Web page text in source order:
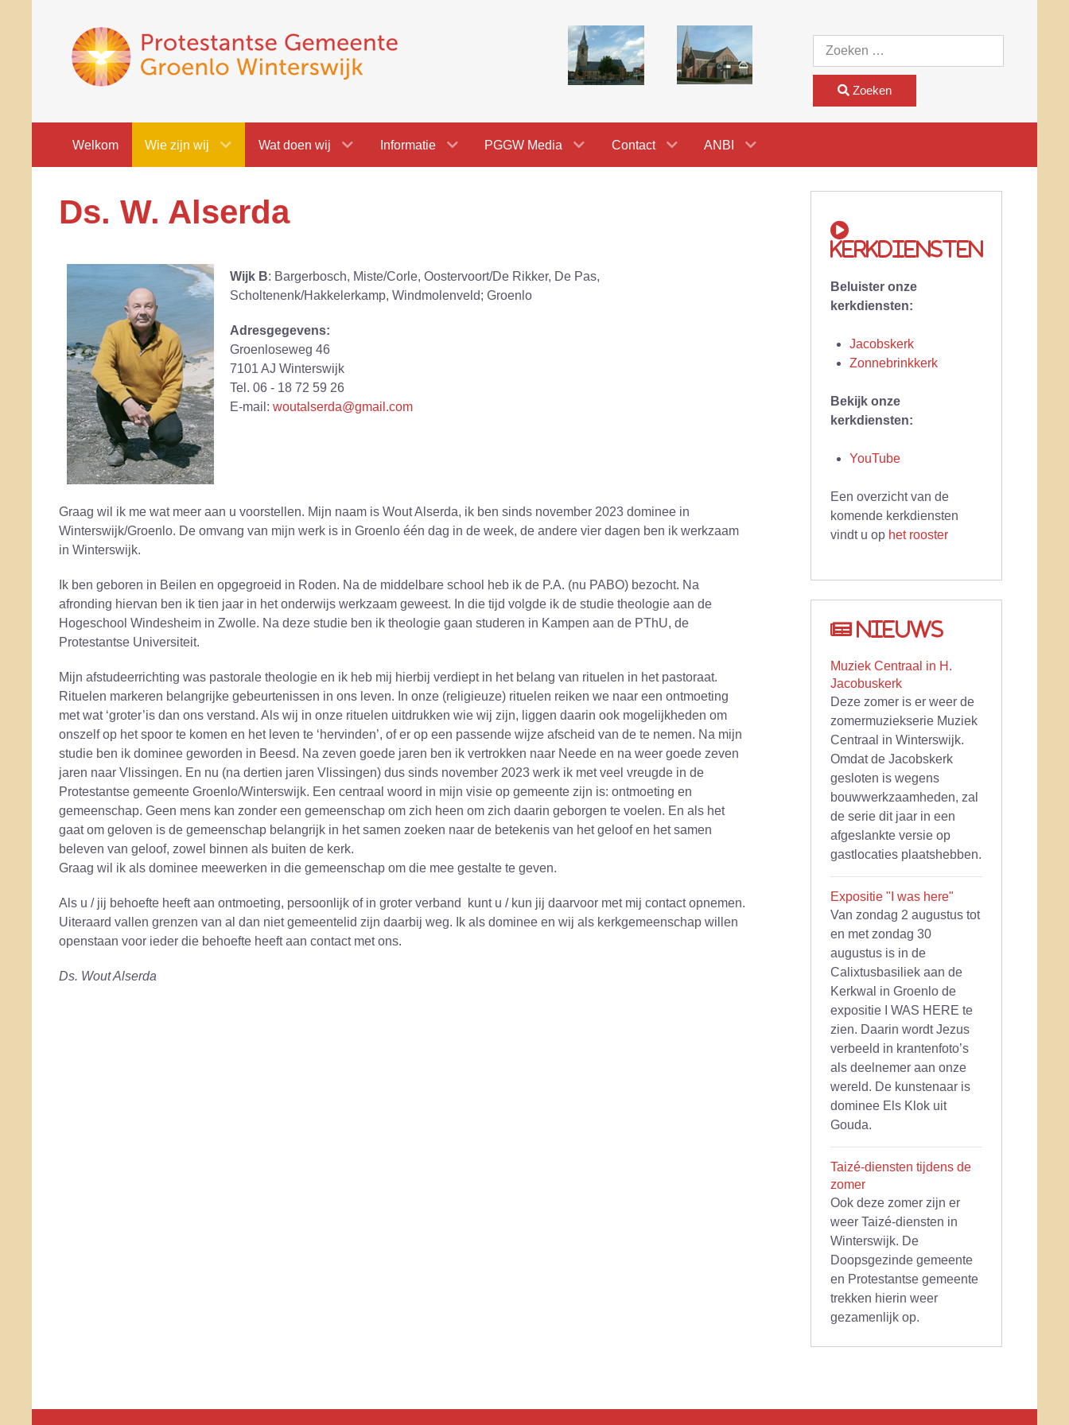
Zoeken
Welkom Wie zijn wij Wat doen wij Informatie PGGW Media Contact ANBI
Ds. W. Alserda
Wijk B: Bargerbosch, Miste/Corle, Oostervoort/De Rikker, De Pas,
Scholtenenk/Hakkelerkamp, Windmolenveld; Groenlo
Adresgegevens:
Groenloseweg 46
7101 AJ Winterswijk
Tel. 06 - 18 72 59 26
E-mail: woutalserda@gmail.com
Graag wil ik me wat meer aan u voorstellen. Mijn naam is Wout Alserda, ik ben sinds november 2023 dominee in
Winterswijk/Groenlo. De omvang van mijn werk is in Groenlo één dag in de week, de andere vier dagen ben ik werkzaam
in Winterswijk.
Ik ben geboren in Beilen en opgegroeid in Roden. Na de middelbare school heb ik de P.A. (nu PABO) bezocht. Na
afronding hiervan ben ik tien jaar in het onderwijs werkzaam geweest. In die tijd volgde ik de studie theologie aan de
Hogeschool Windesheim in Zwolle. Na deze studie ben ik theologie gaan studeren in Kampen aan de PThU, de
Protestantse Universiteit.
Mijn afstudeerrichting was pastorale theologie en ik heb mij hierbij verdiept in het belang van rituelen in het pastoraat.
Rituelen markeren belangrijke gebeurtenissen in ons leven. In onze (religieuze) rituelen reiken we naar een ontmoeting
met wat ‘groter’is dan ons verstand. Als wij in onze rituelen uitdrukken wie wij zijn, liggen daarin ook mogelijkheden om
onszelf op het spoor te komen en het leven te ‘hervinden’, of er op een passende wijze afscheid van de te nemen. Na mijn
studie ben ik dominee geworden in Beesd. Na zeven goede jaren ben ik vertrokken naar Neede en na weer goede zeven
jaren naar Vlissingen. En nu (na dertien jaren Vlissingen) dus sinds november 2023 werk ik met veel vreugde in de
Protestantse gemeente Groenlo/Winterswijk. Een centraal woord in mijn visie op gemeente zijn is: ontmoeting en
gemeenschap. Geen mens kan zonder een gemeenschap om zich heen om zich daarin geborgen te voelen. En als het
gaat om geloven is de gemeenschap belangrijk in het samen zoeken naar de betekenis van het geloof en het samen
beleven van geloof, zowel binnen als buiten de kerk.
Graag wil ik als dominee meewerken in die gemeenschap om die mee gestalte te geven.
Als u / jij behoefte heeft aan ontmoeting, persoonlijk of in groter verband kunt u / kun jij daarvoor met mij contact opnemen.
Uiteraard vallen grenzen van al dan niet gemeentelid zijn daarbij weg. Ik als dominee en wij als kerkgemeenschap willen
openstaan voor ieder die behoefte heeft aan contact met ons.
Ds. Wout Alserda
Kerkdiensten
Beluister onze
kerkdiensten:
Jacobskerk
Zonnebrinkkerk
Bekijk onze
kerkdiensten:
YouTube
Een overzicht van de
komende kerkdiensten
vindt u op het rooster
Nieuws
Muziek Centraal in H.
Jacobuskerk
Deze zomer is er weer de
zomermuziekserie Muziek
Centraal in Winterswijk.
Omdat de Jacobskerk
gesloten is wegens
bouwwerkzaamheden, zal
de serie dit jaar in een
afgeslankte versie op
gastlocaties plaatshebben.
Expositie "I was here"
Van zondag 2 augustus tot
en met zondag 30
augustus is in de
Calixtusbasiliek aan de
Kerkwal in Groenlo de
expositie I WAS HERE te
zien. Daarin wordt Jezus
verbeeld in krantenfoto’s
als deelnemer aan onze
wereld. De kunstenaar is
dominee Els Klok uit
Gouda.
Taizé-diensten tijdens de
zomer
Ook deze zomer zijn er
weer Taizé-diensten in
Winterswijk. De
Doopsgezinde gemeente
en Protestantse gemeente
trekken hierin weer
gezamenlijk op.